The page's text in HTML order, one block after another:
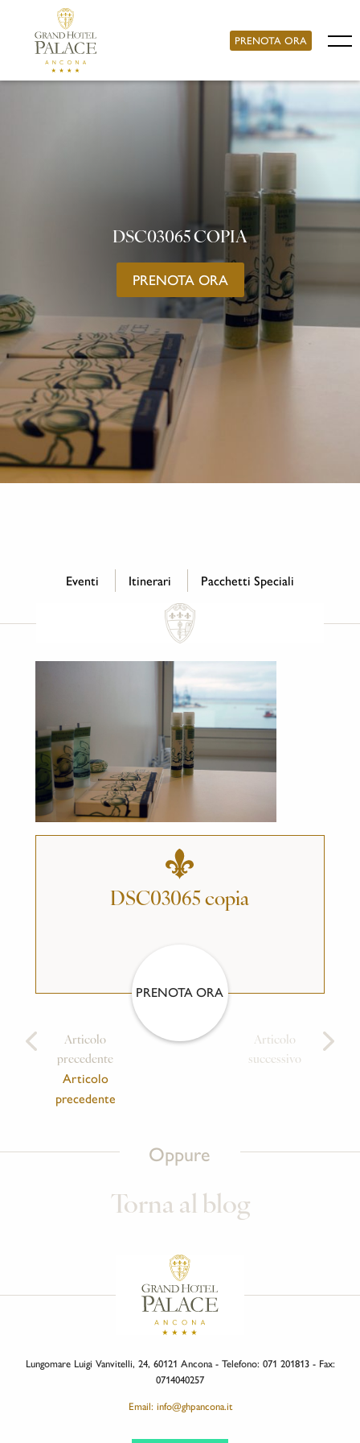
PRENOTA ORA
DSC03065 COPIA
PRENOTA ORA
Eventi Itinerari Pacchetti Speciali
DSC03065 copia
PRENOTA ORA
Articolo
precedente
Articolo
precedente
Articolo
successivo
Oppure
Torna al blog
Lungomare Luigi Vanvitelli, 24, 60121 Ancona - Telefono: 071 201813 - Fax:
0714040257
Email: info@ghpancona.it